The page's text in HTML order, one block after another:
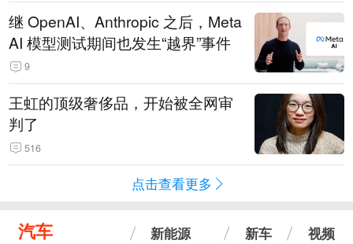
继 OpenAI、Anthropic 之后，Meta
AI 模型测试期间也发生“越界”事件
9
王虹的顶级奢侈品，开始被全网审
判了
516
点击查看更多
汽车 新能源 新车 视频